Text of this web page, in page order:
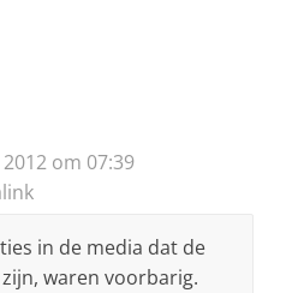
om 07:39
in de media dat de
waren voorbarig.